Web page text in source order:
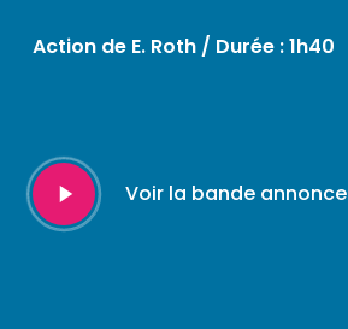
Action de E. Roth / Durée : 1h40
Play
Video
Voir la bande annonce